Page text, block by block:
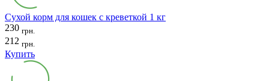
Сухой корм для кошек с креветкой 1 кг
230 грн.
212 грн.
Купить